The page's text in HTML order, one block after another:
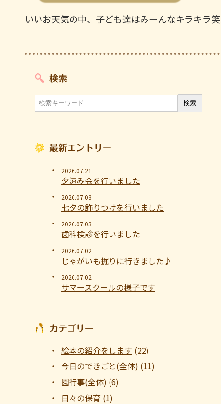
いいお天気の中、子ども達はみーんなキラキラ
検索
最新エントリー
2026.07.21
夕涼み会を行いました
2026.07.03
七夕の飾りつけを行いました
2026.07.03
歯科検診を行いました
2026.07.02
じゃがいも掘りに行きました♪
2026.07.02
サマースクールの様子です
カテゴリー
絵本の紹介をします (22)
今日のできごと(全体) (11)
園行事(全体) (6)
日々の保育 (1)